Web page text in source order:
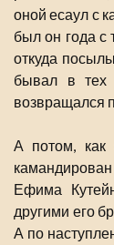
оной есаул с
был он года с
откуда
бывал в тех
возвращался
А потом, как
Ефима
другими его
А по